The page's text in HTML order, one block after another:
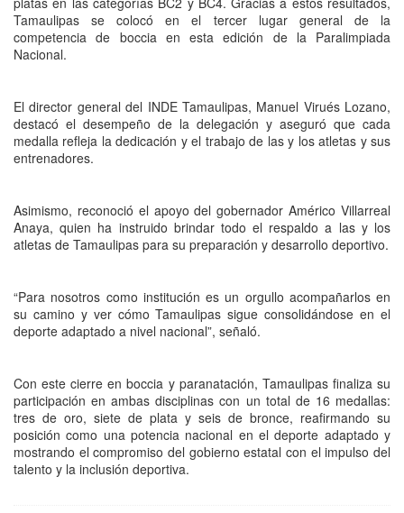
Tamaulipas se colocó en el tercer lugar general de la
competencia de boccia en esta edición de la Paralimpiada
Nacional.
El director general del INDE Tamaulipas, Manuel Virués Lozano,
destacó el desempeño de la delegación y aseguró que cada
medalla refleja la dedicación y el trabajo de las y los atletas y sus
entrenadores.
Asimismo, reconoció el apoyo del gobernador Américo Villarreal
Anaya, quien ha instruido brindar todo el respaldo a las y los
atletas de Tamaulipas para su preparación y desarrollo deportivo.
“Para nosotros como institución es un orgullo acompañarlos en
su camino y ver cómo Tamaulipas sigue consolidándose en el
deporte adaptado a nivel nacional”, señaló.
Con este cierre en boccia y paranatación, Tamaulipas finaliza su
participación en ambas disciplinas con un total de 16 medallas:
tres de oro, siete de plata y seis de bronce, reafirmando su
posición como una potencia nacional en el deporte adaptado y
mostrando el compromiso del gobierno estatal con el impulso del
talento y la inclusión deportiva.